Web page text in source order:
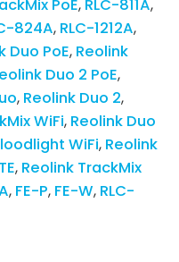
PoE RLC-811A
824A RLC-1212A
Duo PoE Reolink
Duo 2 PoE
Reolink Duo 2
WiFi Reolink Duo
WiFi Reolink
Reolink TrackMix
FE-P FE-W RLC-